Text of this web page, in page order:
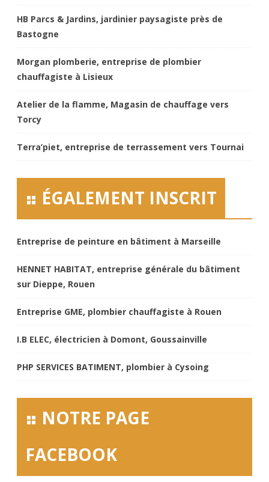
HB Parcs & Jardins, jardinier paysagiste près de
Bastogne
Morgan plomberie, entreprise de plombier
chauffagiste à Lisieux
Atelier de la flamme, Magasin de chauffage vers
Torcy
Terra’piet, entreprise de terrassement vers Tournai
ÉGALEMENT INSCRIT
Entreprise de peinture en bâtiment à Marseille
HENNET HABITAT, entreprise générale du bâtiment
sur Dieppe, Rouen
Entreprise GME, plombier chauffagiste à Rouen
I.B ELEC, électricien à Domont, Goussainville
PHP SERVICES BATIMENT, plombier à Cysoing
NOTRE PAGE
FACEBOOK